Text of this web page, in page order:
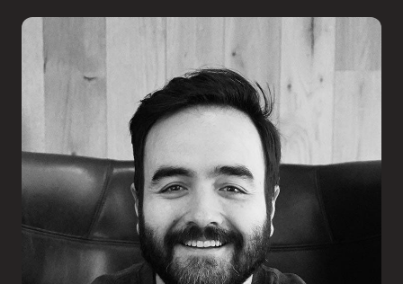
Academias
Inscribir
Boletería